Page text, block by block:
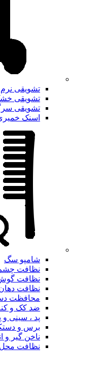
تشویقی
تشویقی
تشویقی
اسنک
شامپو سگ
نظافت
نظافت
نظافت
محافظت
ضد کک و
پد ، سینی
برس و
ناخن گیر و
نظافت